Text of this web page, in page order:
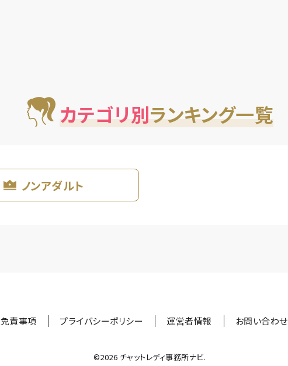
カテゴリ別ランキング一覧
ノンアダルト
免責事項 プライバシーポリシー 運営者情報 お問い合わせ
©︎2026 チャットレディ事務所ナビ.